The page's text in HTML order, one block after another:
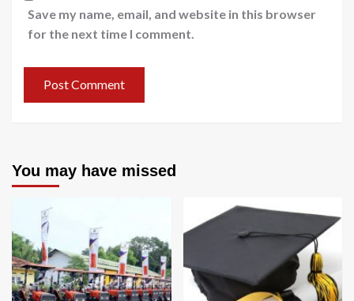
Save my name, email, and website in this browser
for the next time I comment.
You may have missed